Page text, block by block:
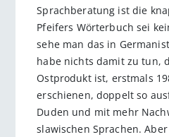
Sprachberatung ist die
Pfeifers Wörterbuch sei
sehe man das in
habe nichts damit zu tun,
Ostprodukt ist, erstmals
erschienen, doppelt so
Duden und mit mehr
slawischen Sprachen.